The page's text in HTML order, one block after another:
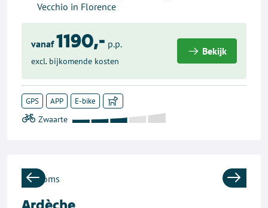
Vecchio in Florence
vanaf 1190,- p.p.
excl. bijkomende kosten
Bekijk
GPS APP E-bike
Previous Next